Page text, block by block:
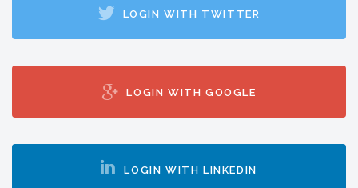
LOGIN WITH TWITTER
LOGIN WITH GOOGLE
LOGIN WITH LINKEDIN